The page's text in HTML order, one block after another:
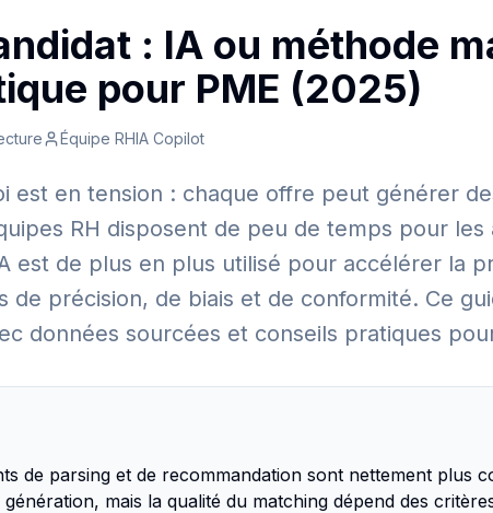
: IA ou méthode
pour PME (2025)
Équipe RHIA Copilot
est en tension : chaque offre peut générer
RH disposent de peu de temps pour les
est de plus en plus utilisé pour accélérer la
de précision, de biais et de conformité. Ce
données sourcées et conseils pratiques
de parsing et de recommandation sont nettement plus
mais la qualité du matching dépend des